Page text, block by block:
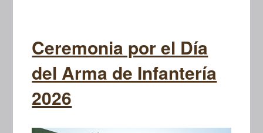
Ceremonia por el Día
del Arma de Infantería
2026